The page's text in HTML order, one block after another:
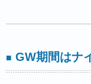
■ GW期間はナ